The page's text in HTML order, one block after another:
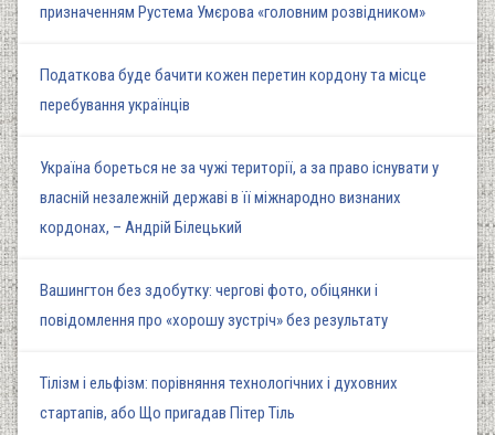
призначенням Рустема Умєрова «головним розвідником»
Податкова буде бачити кожен перетин кордону та місце
перебування українців
Україна бореться не за чужі території, а за право існувати у
власній незалежній державі в її міжнародно визнаних
кордонах, – Андрій Білецький
Вашингтон без здобутку: чергові фото, обіцянки і
повідомлення про «хорошу зустріч» без результату
Тілізм і ельфізм: порівняння технологічних і духовних
стартапів, або Що пригадав Пітер Тіль